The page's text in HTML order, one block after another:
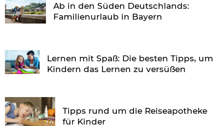
Ab in den Süden Deutschlands:
Familienurlaub in Bayern
Lernen mit Spaß: Die besten Tipps, um
Kindern das Lernen zu versüßen
Tipps rund um die Reiseapotheke
für Kinder